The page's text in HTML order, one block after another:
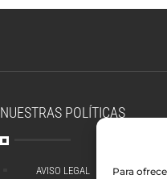
Para
NUESTRAS POLÍTICAS
AVISO LEGAL